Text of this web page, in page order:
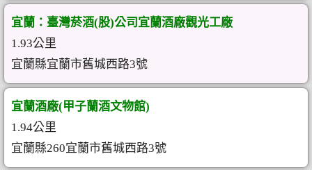
宜蘭：臺灣菸酒(股)公司宜蘭酒廠觀光工廠
1.93公里
宜蘭縣宜蘭市舊城西路3號
宜蘭酒廠(甲子蘭酒文物館)
1.94公里
宜蘭縣260宜蘭市舊城西路3號